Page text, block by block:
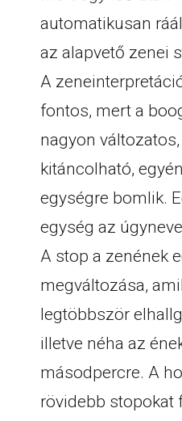
automatikusan
az alapvető zenei
A
fontos, mert a
nagyon
kitáncolható,
egységre bomlik.
egység az
A stop a zenének
megváltozása,
legtöbbször
illetve néha az
másodpercre. A
rövidebb stopokat